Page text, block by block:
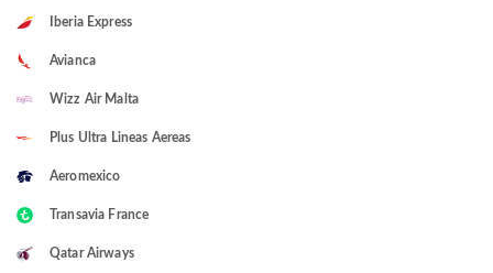
Iberia Express
Avianca
Wizz Air Malta
Plus Ultra Lineas Aereas
Aeromexico
Transavia France
Qatar Airways